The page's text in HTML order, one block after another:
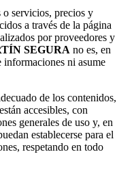
o servicios, precios y
a través de la página
por proveedores y
SEGURA no es, en
informaciones ni asume
de los contenidos,
accesibles, con
generales de uso y, en
establecerse para el
respetando en todo